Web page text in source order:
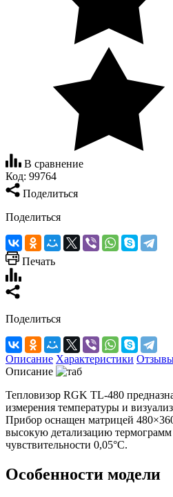
В сравнение
Код: 99764
Поделиться
Поделиться
Печать
Поделиться
Описание Характеристики
Описание
Тепловизор RGK TL-480
измерения температуры и
Прибор оснащен матрицей
высокую детализацию термограмм
чувствительности 0,05°C.
Особенности модели